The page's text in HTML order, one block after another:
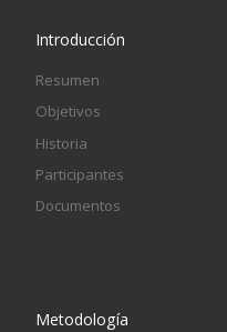
Introducción
Resumen
Objetivos
Historia
Participantes
Documentos
Metodología